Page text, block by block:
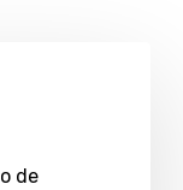
de